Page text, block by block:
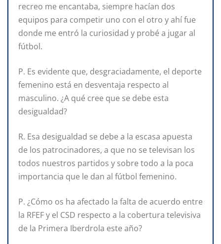
recreo me encantaba, siempre hacían dos
equipos para competir uno con el otro y ahí fue
donde me entró la curiosidad y probé a jugar al
fútbol.
P. Es evidente que, desgraciadamente, el deporte
femenino está en desventaja respecto al
masculino. ¿A qué cree que se debe esta
desigualdad?
R. Esa desigualdad se debe a la escasa apuesta
de los patrocinadores, a que no se televisan los
todos nuestros partidos y sobre todo a la poca
importancia que le dan al fútbol femenino.
P. ¿Cómo os ha afectado la falta de acuerdo entre
la RFEF y el CSD respecto a la cobertura televisiva
de la Primera Iberdrola este año?